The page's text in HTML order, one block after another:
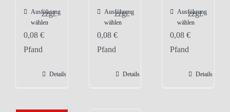
Ausführung
wählen
Dieses
Produkt
Varianten
zzgl.
0,08 €
Pfand
Details
Ausführung
wählen
Dieses
Produkt
Varianten
zzgl.
0,08 €
Pfand
Details
Ausführung
wählen
Dieses
Produkt
Varianten
zzgl.
0,08€
Pfand
Details